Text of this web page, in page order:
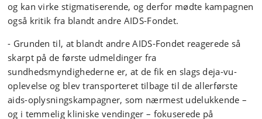
og kan virke stigmatiserende, og derfor mødte kampagnen
også kritik fra blandt andre AIDS-Fondet.
- Grunden til, at blandt andre AIDS-Fondet reagerede så
skarpt på de første udmeldinger fra
sundhedsmyndighederne er, at de fik en slags deja-vu-
oplevelse og blev transporteret tilbage til de allerførste
aids-oplysningskampagner, som nærmest udelukkende –
og i temmelig kliniske vendinger – fokuserede på